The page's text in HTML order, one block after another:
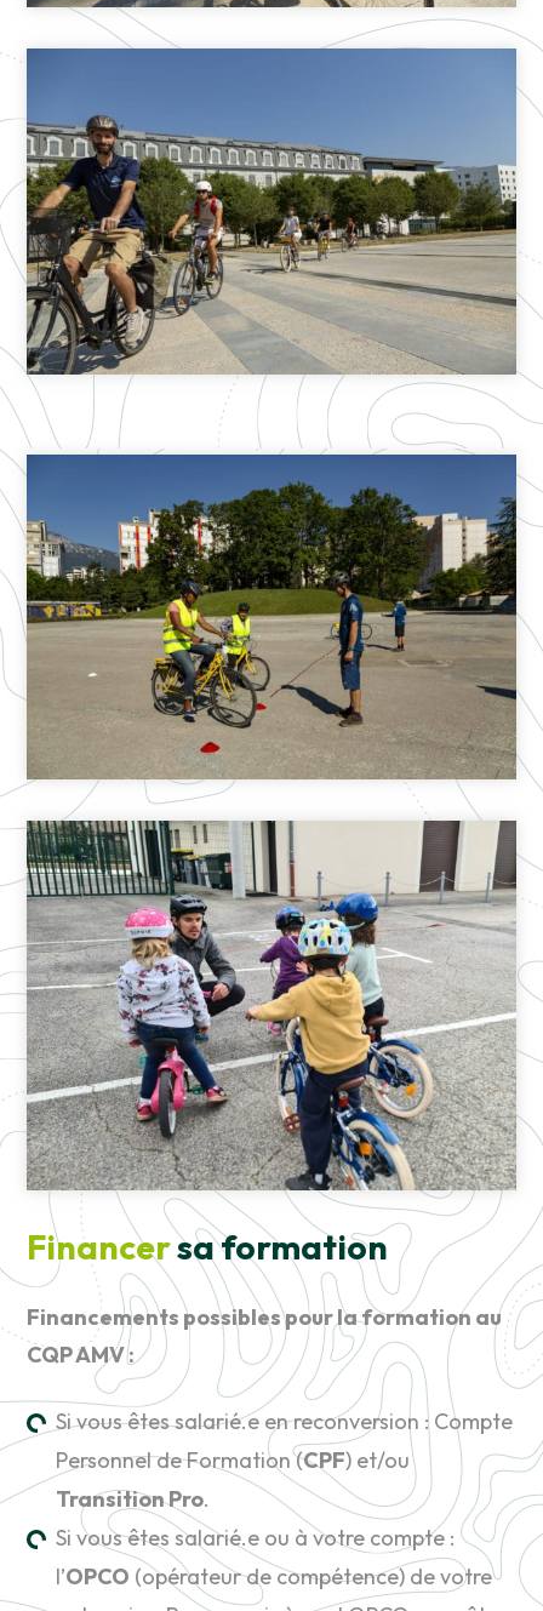
Financersa formation
Financements possibles pour la formation au
CQP AMV :
Si vous êtes salarié.e en reconversion : Compte
Personnel de Formation (CPF) et/ou
Transition Pro.
Si vous êtes salarié.e ou à votre compte :
l’OPCO (opérateur de compétence) de votre